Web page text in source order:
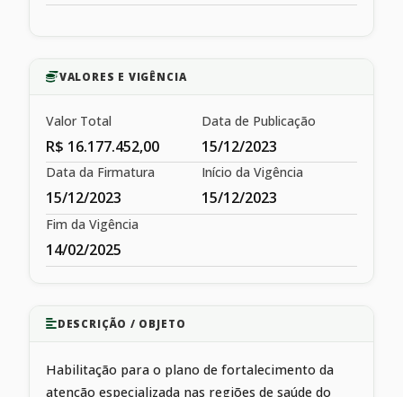
VALORES E VIGÊNCIA
Valor Total
R$ 16.177.452,00
Data de Publicação
15/12/2023
Data da Firmatura
15/12/2023
Início da Vigência
15/12/2023
Fim da Vigência
14/02/2025
DESCRIÇÃO / OBJETO
Habilitação para o plano de fortalecimento da
atenção especializada nas regiões de saúde do